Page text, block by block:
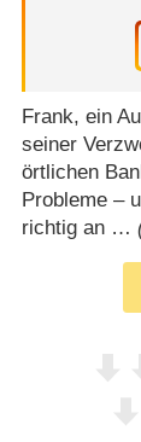
Frank, ein
seiner
örtlichen
Probleme –
richtig an …